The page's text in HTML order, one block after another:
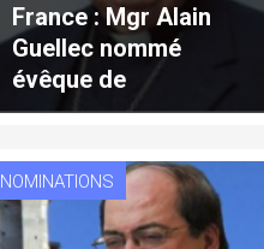
France : Mgr Alain
Guellec nommé
évêque de
Montauban
NOMINATIONS